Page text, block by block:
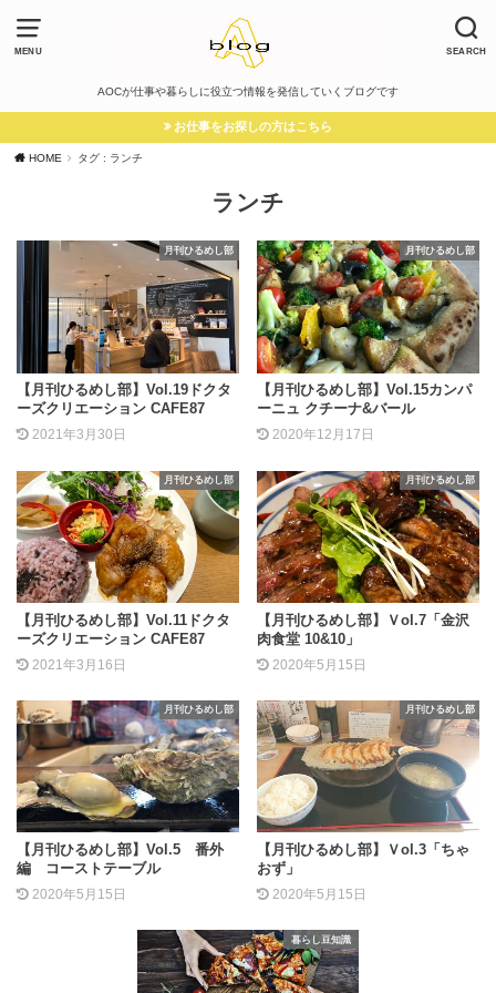
MENU SEARCH
AOCが仕事や暮らしに役立つ情報を発信していくブログです
お仕事をお探しの方はこちら
HOME タグ : ランチ
ランチ
月刊ひるめし部
【月刊ひるめし部】Vol.19ドクタ
ーズクリエーション CAFE87
2021年3月30日
月刊ひるめし部
【月刊ひるめし部】Vol.15カンパ
ーニュ クチーナ&バール
2020年12月17日
月刊ひるめし部
【月刊ひるめし部】Vol.11ドクタ
ーズクリエーション CAFE87
2021年3月16日
月刊ひるめし部
【月刊ひるめし部】Ｖol.7「金沢
肉食堂 10&10」
2020年5月15日
月刊ひるめし部
【月刊ひるめし部】Vol.5 番外
編 コーストテーブル
2020年5月15日
月刊ひるめし部
【月刊ひるめし部】Ｖol.3「ちゃ
おず」
2020年5月15日
暮らし豆知識